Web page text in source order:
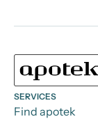
SERVICES
Find apotek